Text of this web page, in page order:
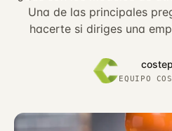
Una de las principales
hacerte si diriges una
EQUIPO